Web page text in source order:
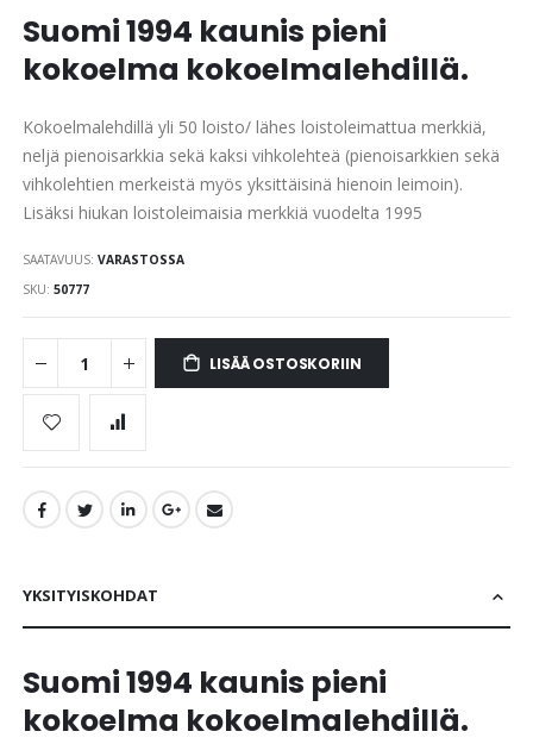
images
gallery
Suomi 1994 kaunis pieni
kokoelma kokoelmalehdillä.
Kokoelmalehdillä yli 50 loisto/ lähes loistoleimattua merkkiä,
neljä pienoisarkkia sekä kaksi vihkolehteä (pienoisarkkien sekä
vihkolehtien merkeistä myös yksittäisinä hienoin leimoin).
Lisäksi hiukan loistoleimaisia merkkiä vuodelta 1995
SAATAVUUS: VARASTOSSA
SKU 50777
LISÄÄ OSTOSKORIIN
YKSITYISKOHDAT
Suomi 1994 kaunis pieni
kokoelma kokoelmalehdillä.